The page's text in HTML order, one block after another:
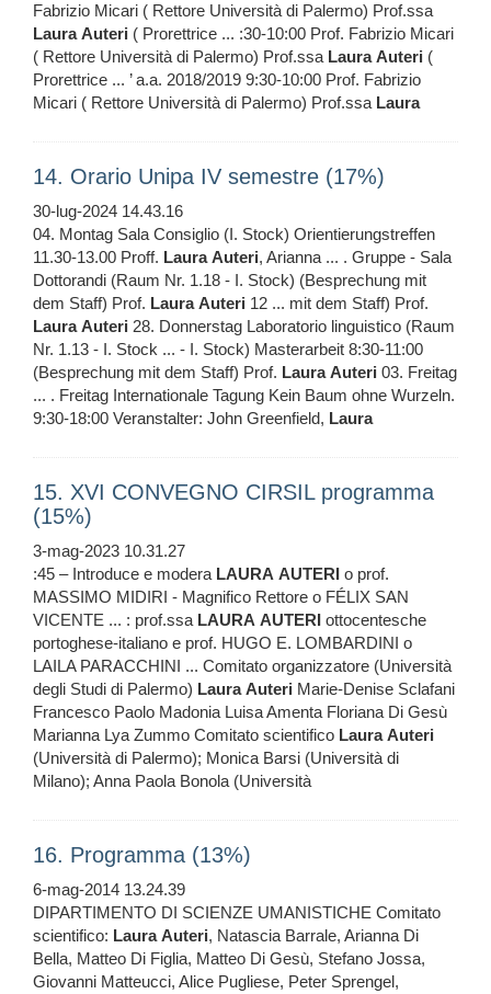
Fabrizio Micari ( Rettore Università di Palermo) Prof.ssa
Laura Auteri ( Prorettrice ... :30-10:00 Prof. Fabrizio Micari
( Rettore Università di Palermo) Prof.ssa Laura Auteri (
Prorettrice ... ’ a.a. 2018/2019 9:30-10:00 Prof. Fabrizio
Micari ( Rettore Università di Palermo) Prof.ssa Laura
14. Orario Unipa IV semestre (17%)
30-lug-2024 14.43.16
04. Montag Sala Consiglio (I. Stock) Orientierungstreffen
11.30-13.00 Proff. Laura Auteri, Arianna ... . Gruppe - Sala
Dottorandi (Raum Nr. 1.18 - I. Stock) (Besprechung mit
dem Staff) Prof. Laura Auteri 12 ... mit dem Staff) Prof.
Laura Auteri 28. Donnerstag Laboratorio linguistico (Raum
Nr. 1.13 - I. Stock ... - I. Stock) Masterarbeit 8:30-11:00
(Besprechung mit dem Staff) Prof. Laura Auteri 03. Freitag
... . Freitag Internationale Tagung Kein Baum ohne Wurzeln.
9:30-18:00 Veranstalter: John Greenfield, Laura
15. XVI CONVEGNO CIRSIL programma
(15%)
3-mag-2023 10.31.27
:45 – Introduce e modera LAURA AUTERI o prof.
MASSIMO MIDIRI - Magnifico Rettore o FÉLIX SAN
VICENTE ... : prof.ssa LAURA AUTERI ottocentesche
portoghese-italiano e prof. HUGO E. LOMBARDINI o
LAILA PARACCHINI ... Comitato organizzatore (Università
degli Studi di Palermo) Laura Auteri Marie-Denise Sclafani
Francesco Paolo Madonia Luisa Amenta Floriana Di Gesù
Marianna Lya Zummo Comitato scientifico Laura Auteri
(Università di Palermo); Monica Barsi (Università di
Milano); Anna Paola Bonola (Università
16. Programma (13%)
6-mag-2014 13.24.39
DIPARTIMENTO DI SCIENZE UMANISTICHE Comitato
scientifico: Laura Auteri, Natascia Barrale, Arianna Di
Bella, Matteo Di Figlia, Matteo Di Gesù, Stefano Jossa,
Giovanni Matteucci, Alice Pugliese, Peter Sprengel,